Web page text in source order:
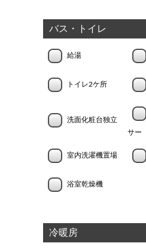
バス・トイレ
給湯
トイレ2ケ所
洗面化粧台独立
サー
室内洗濯機置場
浴室乾燥機
冷暖房